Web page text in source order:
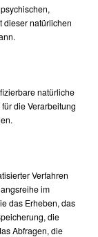
dieser natürlichen
natürliche
die Verarbeitung
Verfahren
im
das Erheben, das
die
Abfragen, die